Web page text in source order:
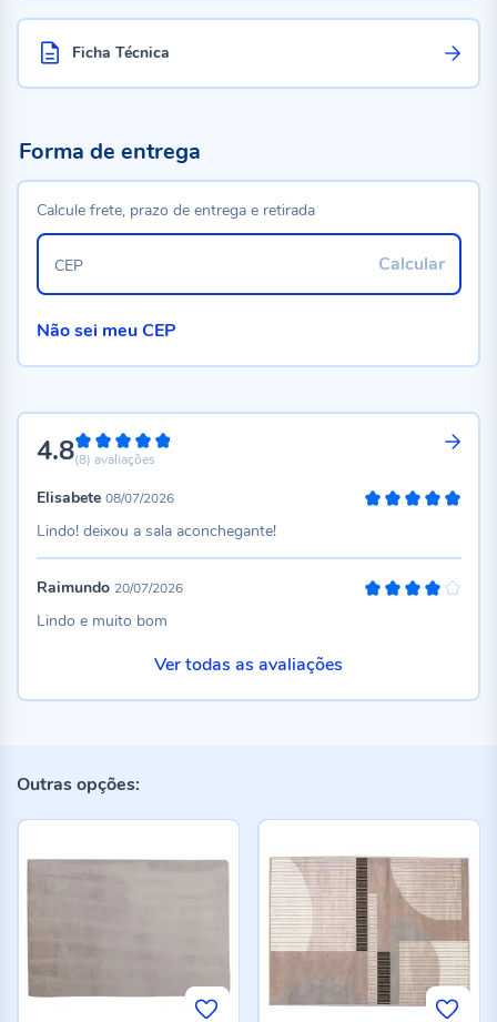
Ficha Técnica
4.896%
(8) avaliações
Elisabete 08/07/2026
Lindo! deixou a sala aconchegante!
Raimundo 20/07/2026
Lindo e muito bom
Ver todas as avaliações
Forma de entrega
Calcule frete, prazo de entrega e retirada
Calcular
CEP
Não sei meu CEP
Outras opções: